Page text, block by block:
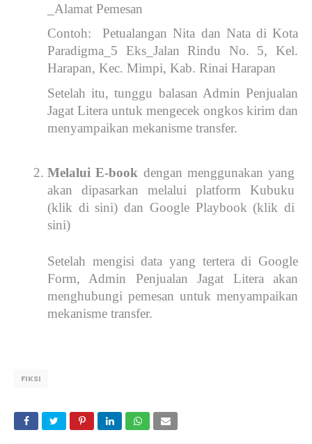
_Alamat Pemesan
Contoh:  Petualangan Nita dan Nata di Kota
Paradigma_5 Eks_Jalan Rindu No. 5, Kel.
Harapan, Kec. Mimpi, Kab. Rinai Harapan
Setelah itu, tunggu balasan Admin Penjualan
Jagat Litera untuk mengecek ongkos kirim dan
menyampaikan mekanisme transfer.
Melalui E-book dengan menggunakan yang
akan dipasarkan melalui platform Kubuku
(klik di sini) dan Google Playbook (klik di
sini)
Setelah mengisi data yang tertera di Google
Form, Admin Penjualan Jagat Litera akan
menghubungi pemesan untuk menyampaikan
mekanisme transfer.
FIKSI